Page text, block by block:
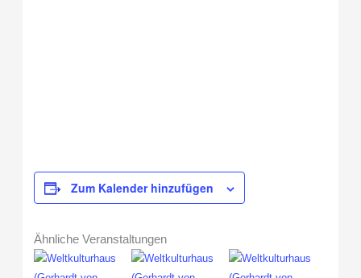
Zum Kalender hinzufügen
Ähnliche Veranstaltungen